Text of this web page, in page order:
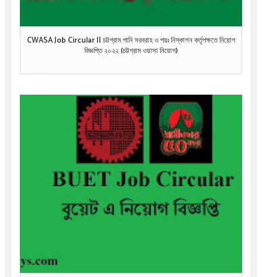
CWASA Job Circular || চট্টগ্রাম পানি সরবরাহ ও পয়ঃ নিস্কাশন কর্তৃপক্ষতে নিয়োগ
বিজ্ঞপ্তি ২০২২ (চট্টগ্রাম ওয়াসা নিয়োগ)